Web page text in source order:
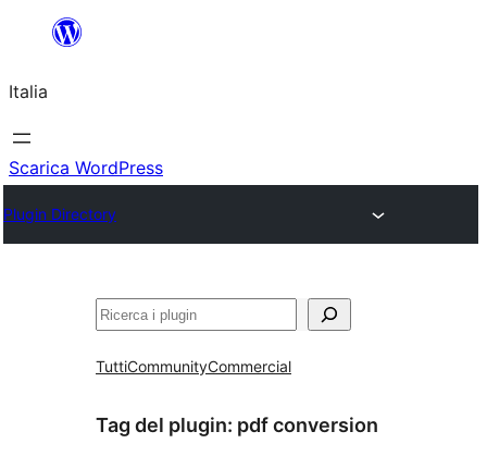
contenuto
Italia
Scarica WordPress
Plugin Directory
Cerca
TuttiCommunityCommercial
Tag del plugin: pdf conversion